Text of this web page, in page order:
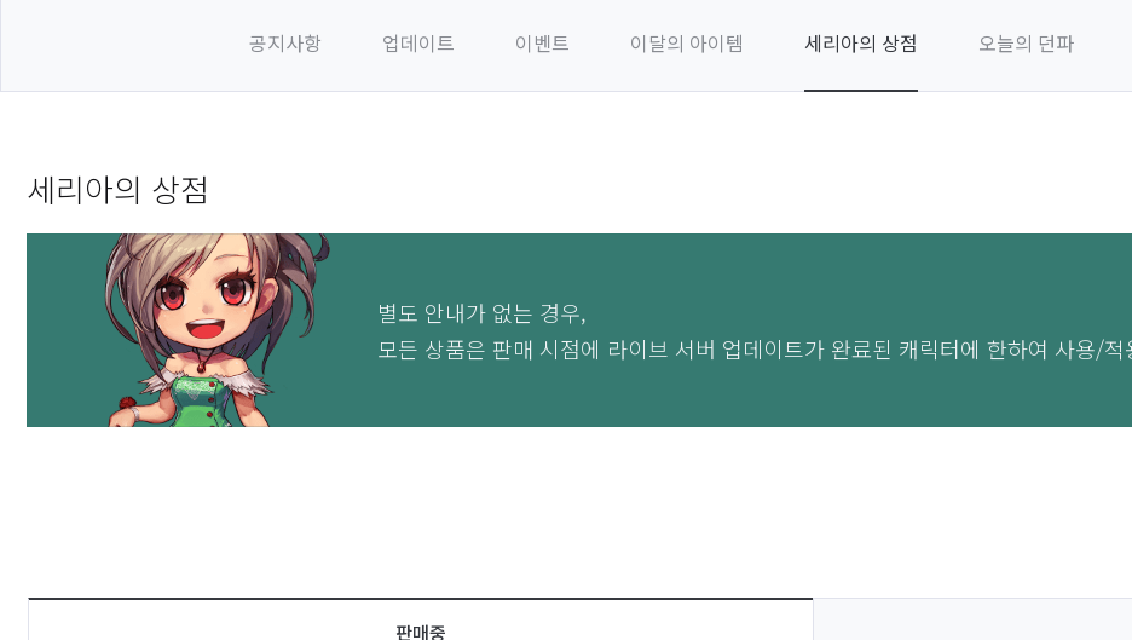
공지사항 업데이트 이벤트 이달의 아이템 세리아의 상점 오늘의 던파
세리아의 상점
별도 안내가 없는 경우,
모든 상품은 판매 시점에 라이브 서버 업데이트가 완료된 캐릭터에 한하여 사용/적
판매중